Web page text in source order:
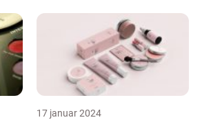
17 januar 2024